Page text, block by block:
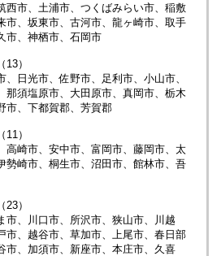
西市、土浦市、つくばみらい市、稲敷
市、坂東市、古河市、龍ヶ崎市、取手
市、神栖市、石岡市
13）
、日光市、佐野市、足利市、小山市、
那須塩原市、大田原市、真岡市、栃木
市、下都賀郡、芳賀郡
11）
高崎市、安中市、富岡市、藤岡市、太
勢崎市、桐生市、沼田市、館林市、吾
23）
市、川口市、所沢市、狭山市、川越
市、越谷市、草加市、上尾市、春日部
市、加須市、新座市、本庄市、久喜